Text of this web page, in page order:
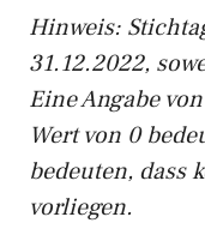
Hinweis:
31.12.2022,
Eine Angabe
Wert von 0
bedeuten, dass
vorliegen.